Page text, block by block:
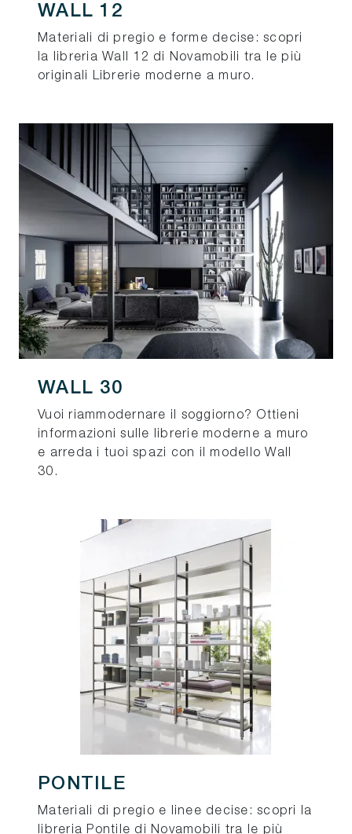
WALL 12
Materiali di pregio e forme decise: scopri
la libreria Wall 12 di Novamobili tra le più
originali Librerie moderne a muro.
WALL 30
Vuoi riammodernare il soggiorno? Ottieni
informazioni sulle librerie moderne a muro
e arreda i tuoi spazi con il modello Wall
30.
PONTILE
Materiali di pregio e linee decise: scopri la
libreria Pontile di Novamobili tra le più